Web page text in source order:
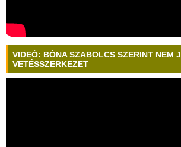
VIDEÓ: BÓNA SZABOLCS SZERINT NEM
VETÉSSZERKEZET